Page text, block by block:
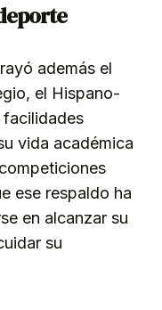
además el
el Hispano-
facilidades
vida académica
ese respaldo ha
en alcanzar su
su